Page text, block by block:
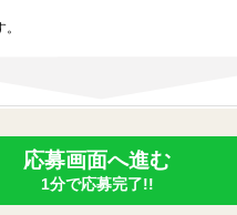
応募画面へ進む
1分で応募完了!!